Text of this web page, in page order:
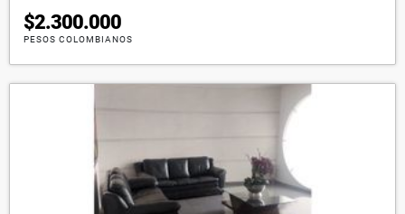
$2.300.000
PESOS COLOMBIANOS